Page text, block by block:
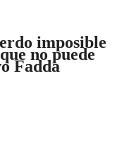
imposible
no puede
Fadda